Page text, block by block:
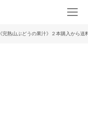
完熟山ぶどうの果汁》２本購入から送